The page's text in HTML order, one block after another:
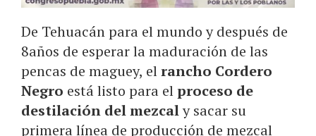
De Tehuacán para el mundo y después de
8años de esperar la maduración de las
pencas de maguey, elrancho Cordero
Negro está listo para elproceso de
destilación del mezcaly sacar su
primera línea de producción de mezcal